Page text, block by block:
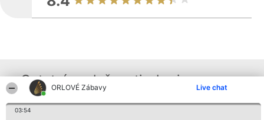
ORLOVÉ Zábavy Live chat
03:54
Ostatní společnosti z kraje